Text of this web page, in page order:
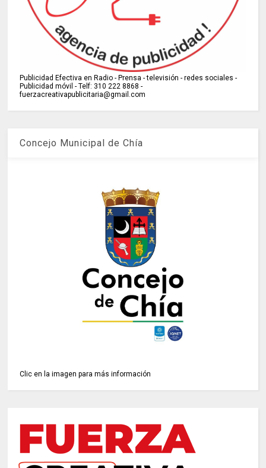
Publicidad Efectiva en Radio - Prensa - televisión - redes sociales -
Publicidad móvil - Telf: 310 222 8868 -
fuerzacreativapublicitaria@gmail.com
Concejo Municipal de Chía
Clic en la imagen para más información